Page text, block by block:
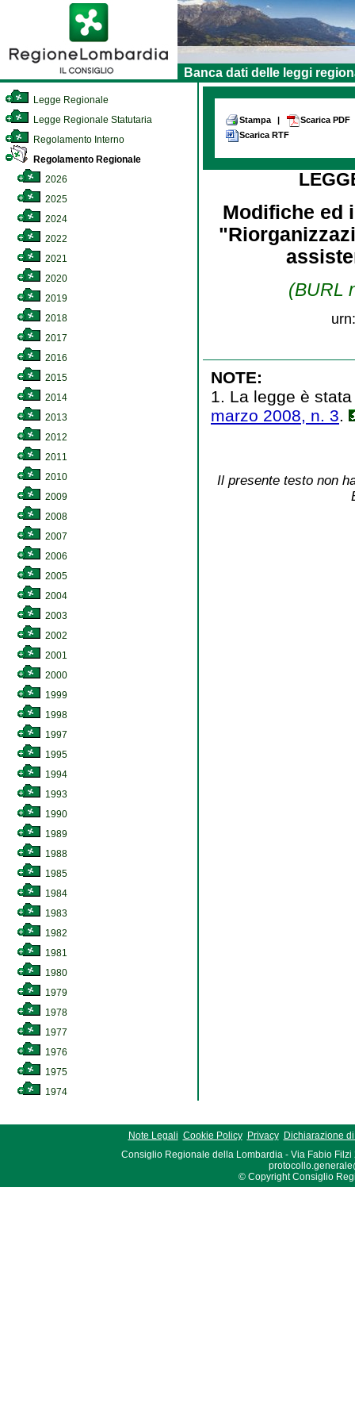
Banca dati delle leggi
Legge Regionale
Legge Regionale Statutaria
Regolamento Interno
Regolamento Regionale
2026
2025
2024
2022
2021
2020
2019
2018
2017
2016
2015
2014
2013
2012
2011
2010
2009
2008
2007
2006
2005
2004
2003
2002
2001
2000
1999
1998
1997
1995
1994
1993
1990
1989
1988
1985
1984
1983
1982
1981
1980
1979
1978
1977
1976
1975
1974
Stampa |
Scarica PDF
Scarica RTF
Modifiche ed
(BURL
NOTE:
1. La legge è
marzo 2008, n. 3
Il presente testo non
Note Legali Cookie Policy Privacy
Dichiarazione
Consiglio Regionale della Lombardia - Via Fabio Filzi
© Copyright Consiglio